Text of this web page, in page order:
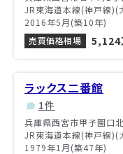
JR東海道本線(神戸線)(
2016年5月(築10年)
売買価格相場
5,124
ラックス二番館
1件
兵庫県西宮市甲子園口
JR東海道本線(神戸線)(
1979年1月(築47年)